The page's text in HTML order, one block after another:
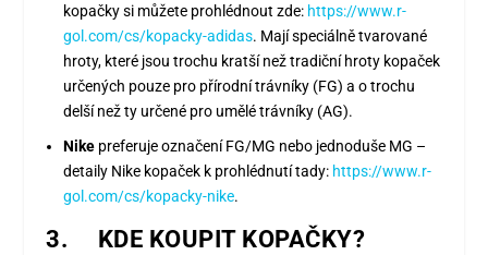
kopačky si můžete prohlédnout zde: https://www.r-
gol.com/cs/kopacky-adidas. Mají speciálně tvarované
hroty, které jsou trochu kratší než tradiční hroty kopaček
určených pouze pro přírodní trávníky (FG) a o trochu
delší než ty určené pro umělé trávníky (AG).
Nike preferuje označení FG/MG nebo jednoduše MG –
detaily Nike kopaček k prohlédnutí tady: https://www.r-
gol.com/cs/kopacky-nike.
3. KDE KOUPIT KOPAČKY?